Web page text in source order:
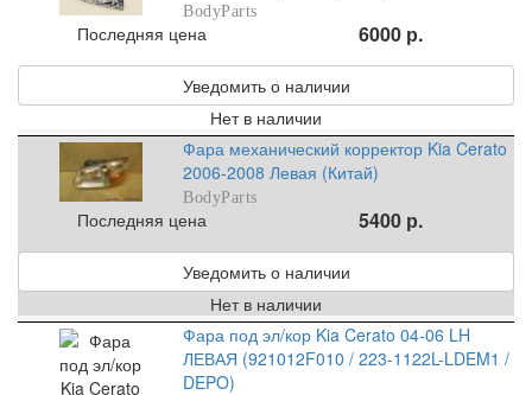
BodyParts
Последняя цена 6000 р.
Уведомить о наличии
Нет в наличии
Фара механический корректор Kia Cerato
2006-2008 Левая (Китай)
BodyParts
Последняя цена 5400 р.
Уведомить о наличии
Нет в наличии
Фара под эл/кор Kia Cerato 04-06 LH
ЛЕВАЯ (921012F010 / 223-1122L-LDEM1 /
DEPO)